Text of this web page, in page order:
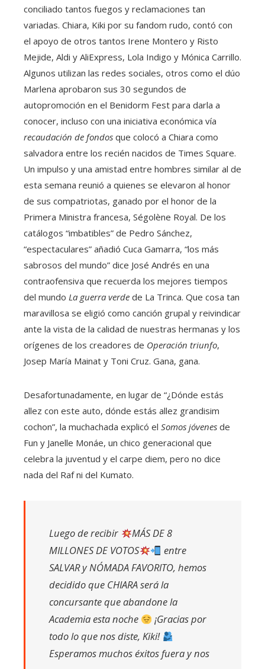
conciliado tantos fuegos y reclamaciones tan
variadas. Chiara, Kiki por su fandom rudo, contó con
el apoyo de otros tantos Irene Montero y Risto
Mejide, Aldi y AliExpress, Lola Indigo y Mónica Carrillo.
Algunos utilizan las redes sociales, otros como el dúo
Marlena aprobaron sus 30 segundos de
autopromoción en el Benidorm Fest para darla a
conocer, incluso con una iniciativa económica vía
recaudación de fondos que colocó a Chiara como
salvadora entre los recién nacidos de Times Square.
Un impulso y una amistad entre hombres similar al de
esta semana reunió a quienes se elevaron al honor
de sus compatriotas, ganado por el honor de la
Primera Ministra francesa, Ségolène Royal. De los
catálogos “imbatibles” de Pedro Sánchez,
“espectaculares” añadió Cuca Gamarra, “los más
sabrosos del mundo” dice José Andrés en una
contraofensiva que recuerda los mejores tiempos
del mundo La guerra verde de La Trinca. Que cosa tan
maravillosa se eligió como canción grupal y reivindicar
ante la vista de la calidad de nuestras hermanas y los
orígenes de los creadores de Operación triunfo,
Josep María Mainat y Toni Cruz. Gana, gana.
Desafortunadamente, en lugar de “¿Dónde estás
allez con este auto, dónde estás allez grandisim
cochon”, la muchachada explicó el Somos jóvenes de
Fun y Janelle Monáe, un chico generacional que
celebra la juventud y el carpe diem, pero no dice
nada del Raf ni del Kumato.
Luego de recibir
MÁS DE 8
MILLONES DE VOTOS
entre
SALVAR y NÓMADA FAVORITO, hemos
decidido que CHIARA será la
concursante que abandone la
Academia esta noche
¡Gracias por
todo lo que nos diste, Kiki!
Esperamos muchos éxitos fuera y nos